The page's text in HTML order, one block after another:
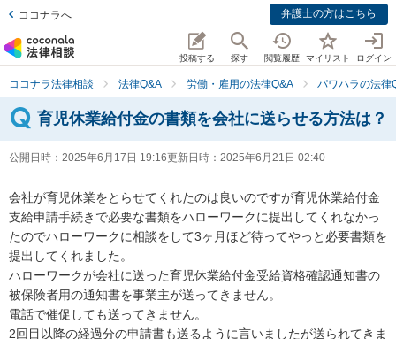
ココナラへ 弁護士の方はこちら
投稿する 探す 閲覧履歴 マイリスト ログイン
ココナラ法律相談 法律Q&A 労働・雇用の法律Q&A パワハラの法律
育児休業給付金の書類を会社に送らせる方法は？
公開日時： 2025年6月17日 19:16更新日時： 2025年6月21日 02:40
会社が育児休業をとらせてくれたのは良いのですが育児休業給付金
支給申請手続きで必要な書類をハローワークに提出してくれなかっ
たのでハローワークに相談をして3ヶ月ほど待ってやっと必要書類を
提出してくれました。
ハローワークが会社に送った育児休業給付金受給資格確認通知書の
被保険者用の通知書を事業主が送ってきません。
電話で催促しても送ってきません。
2回目以降の経過分の申請書も送るように言いましたが送られてきま